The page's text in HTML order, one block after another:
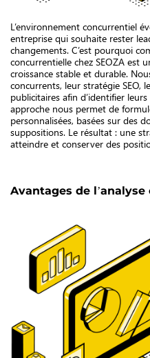
L’environnement concurrentiel
entreprise qui souhaite rester
changements. C’est pourquoi
concurrentielle chez SEOZA est
croissance stable et durable.
concurrents, leur stratégie SEO,
publicitaires afin d’identifier
approche nous permet de
personnalisées, basées sur des
suppositions. Le résultat : une
atteindre et conserver des
Avantages de